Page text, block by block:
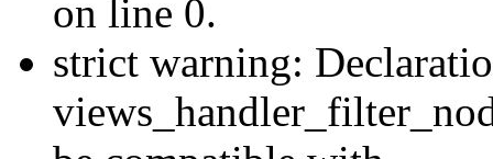
on line 0.
strict warning: